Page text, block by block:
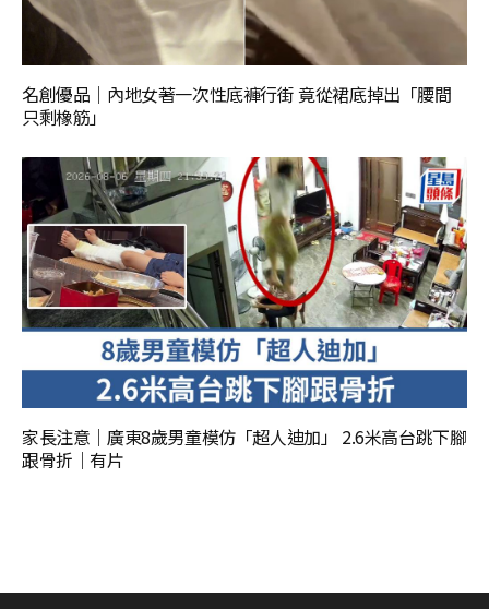
名創優品｜內地女著一次性底褲行街 竟從裙底掉出「腰間
只剩橡筋」
家長注意｜廣東8歲男童模仿「超人迪加」 2.6米高台跳下腳
跟骨折｜有片